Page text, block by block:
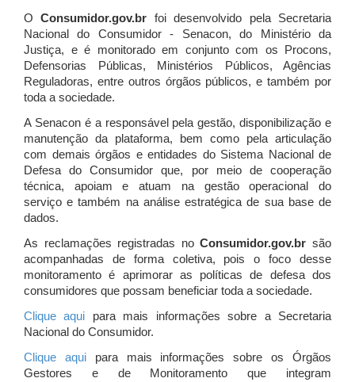
OConsumidor.gov.br
foi desenvolvido pela Secretaria
Nacional do Consumidor - Senacon, do Ministério da
Justiça, e é monitorado em conjunto com os Procons,
Defensorias Públicas, Ministérios Públicos, Agências
Reguladoras, entre outros órgãos públicos, e também por
toda a sociedade.
A Senacon é a responsável pela gestão, disponibilização e
manutenção da plataforma, bem como pela articulação
com demais órgãos e entidades do Sistema Nacional de
Defesa do Consumidor que, por meio de cooperação
técnica, apoiam e atuam na gestão operacional do
serviço e também na análise estratégica de sua base de
dados.
As reclamações registradas noConsumidor.gov.br são
acompanhadas de forma coletiva, pois o foco desse
monitoramento é aprimorar as políticas de defesa dos
consumidores que possam beneficiar toda a sociedade.
Clique aqui para mais informações sobre a Secretaria
Nacional do Consumidor.
Clique aquipara mais informações sobre os Órgãos
Gestores e de Monitoramento que integram